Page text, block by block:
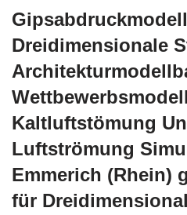
Dreidimensionale
Kaltluftstömung
Luftströmung
Emmerich (Rhein)
für